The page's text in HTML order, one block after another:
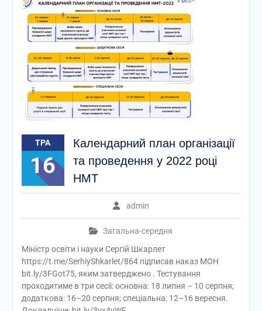
ТРА
16
Календарний план організації
та проведення у 2022 році
НМТ
admin
Загальна-середня
Міністр освіти і науки Сергій Шкарлет
https://t.me/SerhiyShkarlet/864 підписав наказ МОН
bit.ly/3FGot75, яким затверджено . Тестування
проходитиме в три сесії: основна: 18 липня – 10 серпня;
додаткова: 16–20 серпня; спеціальна: 12–16 вересня.